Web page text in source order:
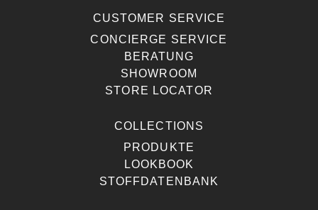
CUSTOMER SERVICE
CONCIERGE SERVICE
BERATUNG
SHOWROOM
STORE LOCATOR
COLLECTIONS
PRODUKTE
LOOKBOOK
STOFFDATENBANK